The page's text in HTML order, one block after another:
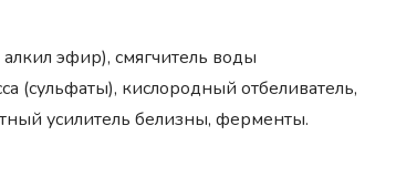
эфир), смягчитель воды
(сульфаты), кислородный отбеливатель,
усилитель белизны, ферменты.